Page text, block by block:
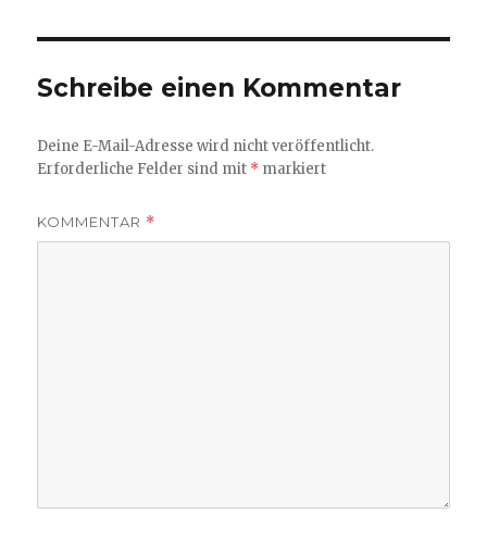
Schreibe einen Kommentar
Deine E-Mail-Adresse wird nicht veröffentlicht.
Erforderliche Felder sind mit * markiert
KOMMENTAR *